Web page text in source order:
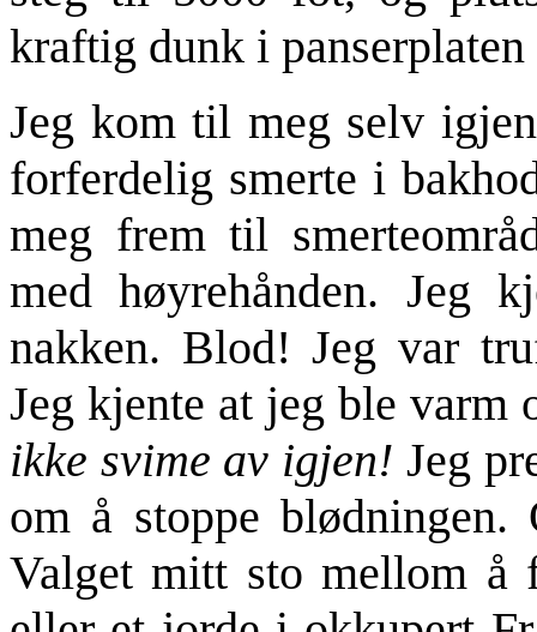
kraftig dunk i
Jeg kom til meg selv
forferdelig smerte i
meg frem til
med høyrehånden. Jeg
nakken. Blod! Jeg var
Jeg kjente at jeg ble
ikke svime av igjen! Jeg
om å stoppe blødningen.
Valget mitt sto mellom å